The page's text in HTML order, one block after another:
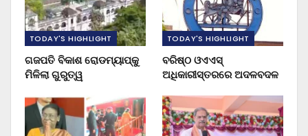
TODAY'S HIGHLIGHT
ଗଜପତି ବିକାଶ ରୋଡମ୍ୟାପ୍‌କୁ
ମିଳିଲା ଗୁରୁତ୍ୱ
TODAY'S HIGHLIGHT
ବରିଷ୍ଠ ଓଏଏସ୍‌
ଅଧିକାରୀସ୍ତରରେ ଅଦଳବଦଳ